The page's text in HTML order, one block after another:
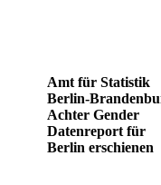
Amt für Statistik
Berlin-
Achter Gender
Datenreport für
Berlin erschienen